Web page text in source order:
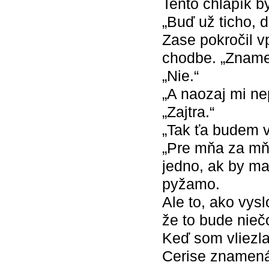
Tento chlapík
„Buď už ticho,
Zase pokročil
chodbe.
„Nie.“
„A naozaj mi
„Zajtra.“
„Tak ťa budem
„Pre mňa za
jedno, ak by
pyžamo.
Ale to, ako
že to bude
Keď som
Cerise